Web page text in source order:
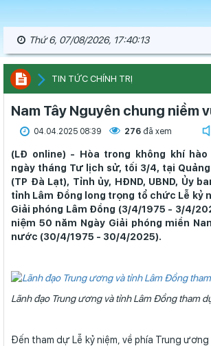
Thứ 6, 07/08/2026, 17:40:14
TIN TỨC CHÍNH TRỊ
Nam Tây Nguyên chung niềm
04.04.2025 08:39 276 đã xem
(LĐ online) - Hòa trong không khí
ngày tháng Tư lịch sử, tối 3/4, tại
(TP Đà Lạt), Tỉnh ủy, HĐND, UBND, Ủy
tỉnh Lâm Đồng long trọng tổ chức Lễ kỷ
Giải phóng Lâm Đồng (3/4/1975 - 3/4/
niệm 50 năm Ngày Giải phóng miền
nước (30/4/1975 - 30/4/2025).
Lãnh đạo Trung ương và tỉnh Lâm Đồng tham
Đến tham dự Lễ kỷ niệm, về phía Trung